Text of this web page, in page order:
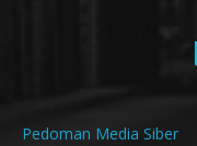
Pedoman Media Siber